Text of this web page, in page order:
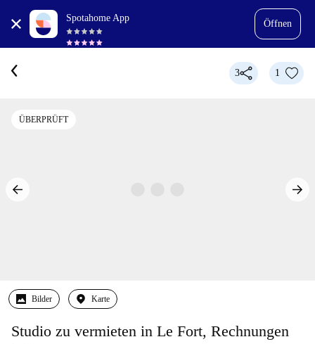
Spotahome App
Öffnen
3 1
ÜBERPRÜFT
Bilder Karte
Studio zu vermieten in Le Fort, Rechnungen